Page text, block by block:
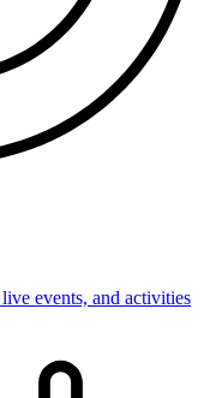
events, and activities